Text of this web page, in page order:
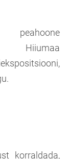
peahoone
Hiiumaa
korraldada,